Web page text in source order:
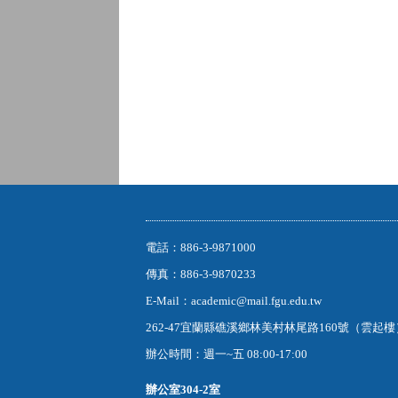
電話：886-3-9871000
傳真：886-3-9870233
E-Mail：academic@mail.fgu.edu.tw
262-47宜蘭縣礁溪鄉林美村林尾路160號（雲起
辦公時間：週一~五 08:00-17:00
辦公室304-2室